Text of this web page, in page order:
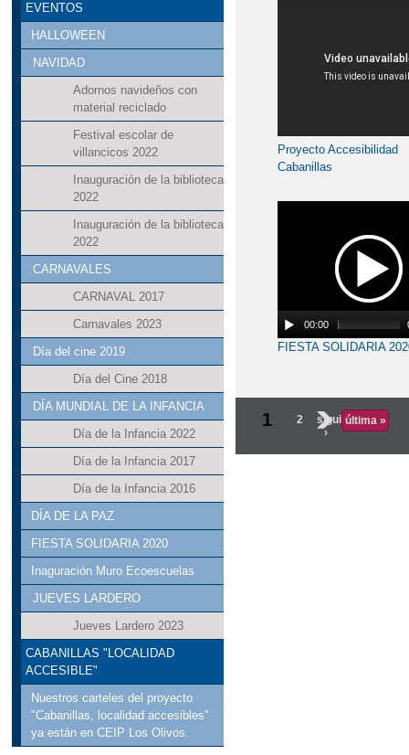
EVENTOS
HALLOWEEN
NAVIDAD
Adornos navideños con
material reciclado
Festival escolar de
villancicos 2022
Inauguración de la biblioteca
2022
Inauguración de la biblioteca
2022
CARNAVALES
CARNAVAL 2017
Carnavales 2023
Día del cine 2019
Día del Cine 2018
DÍA MUNDIAL DE LA INFANCIA
Día de la Infancia 2022
Día de la Infancia 2017
Día de la Infancia 2016
DÍA DE LA PAZ
FIESTA SOLIDARIA 2020
Inaguración Muro Ecoescuelas
JUEVES LARDERO
Jueves Lardero 2023
CABANILLAS "LOCALIDAD
ACCESIBLE"
Nuestros carteles del proyecto
"Cabanillas, localidad accesibles"
ya están en CEIP Los Olivos.
Proyecto Accesibilidad
Cabanillas
00:00
FIESTA SOLIDARIA
1 2
siguiente
›
última »